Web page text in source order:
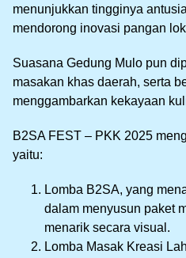
menunjukkan tingginya
mendorong inovasi pangan
Suasana Gedung Mulo pun
masakan khas daerah, serta
menggambarkan kekayaan
B2SA FEST – PKK 2025
yaitu:
Lomba B2SA, yang
dalam menyusun paket
menarik secara visual.
Lomba Masak Kreasi